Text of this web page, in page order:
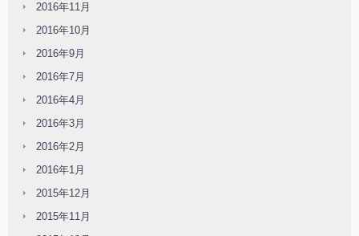
2016年11月
2016年10月
2016年9月
2016年7月
2016年4月
2016年3月
2016年2月
2016年1月
2015年12月
2015年11月